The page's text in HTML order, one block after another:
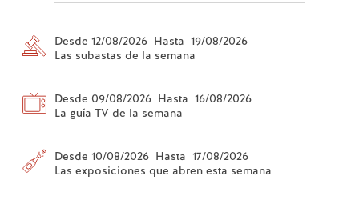
Desde 12/08/2026 Hasta 19/08/2026
Las subastas de la semana
Desde 09/08/2026 Hasta 16/08/2026
La guía TV de la semana
Desde 10/08/2026 Hasta 17/08/2026
Las exposiciones que abren esta semana